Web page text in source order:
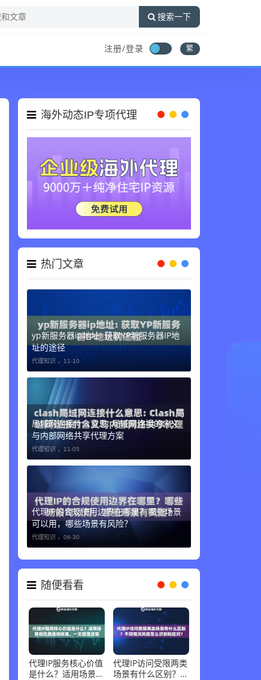
搜索一下
注册/登录 繁
海外动态IP专项代理
热门文章
yp新服务器ip地址: 获取YP新服务器IP地
址的途径
代理知识 ， 11-10
局域网连接什么意思: 局域网连接的含义
与内部网络共享代理方案
代理知识 ， 11-05
代理IP的合规使用边界在哪里？哪些场景
可以用，哪些场景有风险？
代理知识 ， 06-30
随便看看
代理IP服务核心价值
是什么？适用场景和
代理IP访问受限两类
场景有什么区别？不